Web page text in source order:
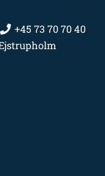
+45 73 70 70 40